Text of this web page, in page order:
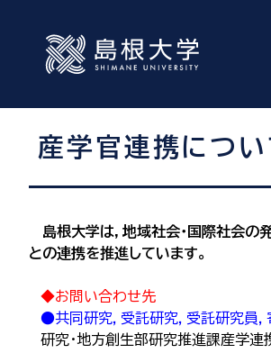
産学官連携につい
島根大学は，地域社会・国際社会
との連携を推進しています。
◆お問い合わせ先
●共同研究，受託研究，受託研究員，
研究・地方創生部研究推進課産学連